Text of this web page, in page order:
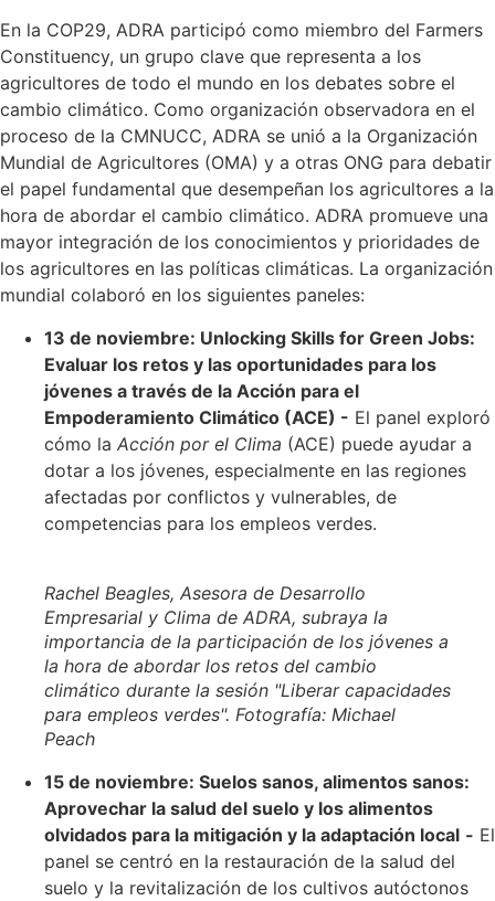
En la COP29, ADRA participó como miembro del Farmers
Constituency, un grupo clave que representa a los
agricultores de todo el mundo en los debates sobre el
cambio climático. Como organización observadora en el
proceso de la CMNUCC, ADRA se unió a la Organización
Mundial de Agricultores (OMA) y a otras ONG para debatir
el papel fundamental que desempeñan los agricultores a la
hora de abordar el cambio climático. ADRA promueve una
mayor integración de los conocimientos y prioridades de
los agricultores en las políticas climáticas. La organización
mundial colaboró en los siguientes paneles:
13 de noviembre: Unlocking Skills for Green Jobs:
Evaluar los retos y las oportunidades para los
jóvenes a través de la Acción para el
Empoderamiento Climático (ACE) - El panel exploró
cómo la Acción por el Clima (ACE) puede ayudar a
dotar a los jóvenes, especialmente en las regiones
afectadas por conflictos y vulnerables, de
competencias para los empleos verdes.
Rachel Beagles, Asesora de Desarrollo
Empresarial y Clima de ADRA, subraya la
importancia de la participación de los jóvenes a
la hora de abordar los retos del cambio
climático durante la sesión "Liberar capacidades
para empleos verdes". Fotografía: Michael
Peach
15 de noviembre: Suelos sanos, alimentos sanos:
Aprovechar la salud del suelo y los alimentos
olvidados para la mitigación y la adaptación local - El
panel se centró en la restauración de la salud del
suelo y la revitalización de los cultivos autóctonos